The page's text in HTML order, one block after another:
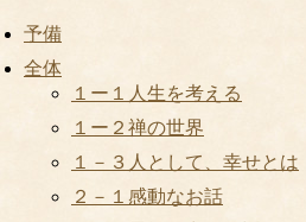
予備
全体
１ー１人生を考える
１ー２禅の世界
１－３人として、幸せとは
２－１感動なお話